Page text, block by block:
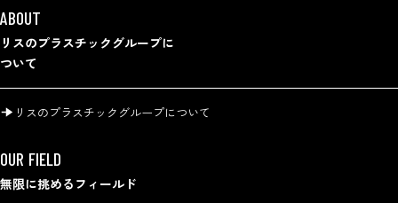
ABOUT
リスのプラスチックグループに
ついて
リスのプラスチックグループについて
OUR FIELD
無限に挑めるフィールド